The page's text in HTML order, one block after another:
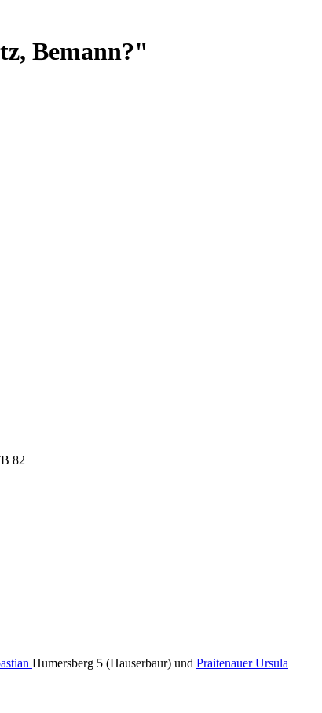
Bemann?"
82
Humersberg 5 (Hauserbaur) und Praitenauer Ursula